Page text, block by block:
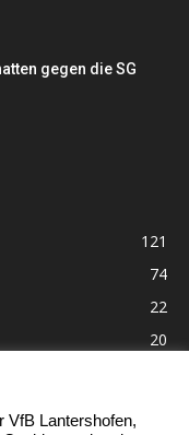
gegen die SG
121
74
22
20
VfB Lantershofen,